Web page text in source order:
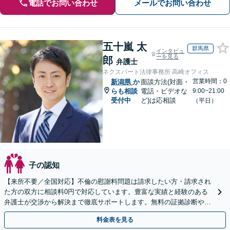
電話でお問い合わせ メールでお問い合わせ
五十嵐 太
郎 弁護士
インタビュ
ーを見る
群馬県
ネクスパート法律事務所 高崎オフィス
新潟県 か
らも相談
受付中
面談方法(対面・
電話・ビデオな
ど)は応相談
営業時間：0
9:00~21:00
（平日）
子の認知
【来所不要／全国対応】不倫の慰謝料問題は請求したい方・請求され
た方の双方に相談料0円で対応しています。豊富な実績と経験のある
弁護士が交渉から解決まで徹底サポートします。無料の証拠診断や着
手金の返還保証もありますので安心してご相談ください。
料金表を見る